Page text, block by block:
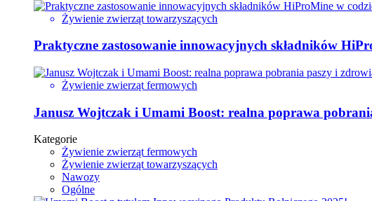
Żywienie zwierząt towarzyszących
Praktyczne zastosowanie innowacyjnych składników
Żywienie zwierząt fermowych
Janusz Wojtczak i Umami Boost: realna poprawa
Kategorie
Żywienie zwierząt fermowych
Żywienie zwierząt towarzyszących
Nawozy
Ogólne